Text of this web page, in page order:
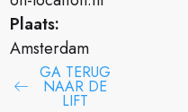
Plaats:
Amsterdam
GA TERUG
NAAR DE
LIFT